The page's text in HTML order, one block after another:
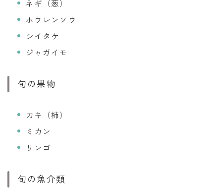
ネギ（葱）
ホウレンソウ
シイタケ
ジャガイモ
旬の果物
カキ（柿）
ミカン
リンゴ
旬の魚介類